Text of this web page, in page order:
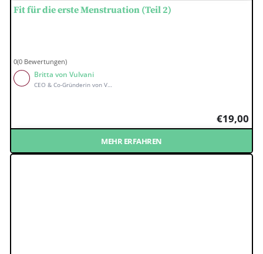
Fit für die erste Menstruation (Teil 2)
0(0 Bewertungen)
Britta von Vulvani
CEO & Co-Gründerin von Vulvani
€19,00
MEHR ERFAHREN